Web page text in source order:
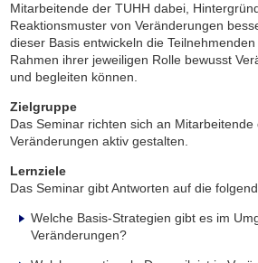
Mitarbeitende der TUHH dabei,
Reaktionsmuster von Veränderungen
dieser Basis entwickeln die
Rahmen ihrer jeweiligen Rolle bewusst
und begleiten können.
Zielgruppe
Das Seminar richten sich an Mitarbeitende
Veränderungen aktiv gestalten.
Lernziele
Das Seminar gibt Antworten auf die
Welche Basis-Strategien gibt es im
Veränderungen?